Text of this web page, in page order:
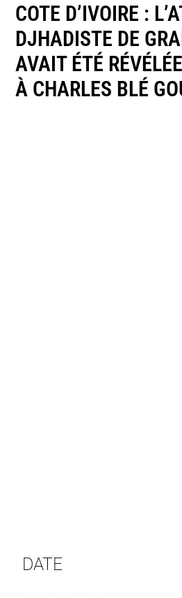
COTE D’IVOIRE :
DJHADISTE DE
AVAIT ÉTÉ
À CHARLES BLÉ
DATE